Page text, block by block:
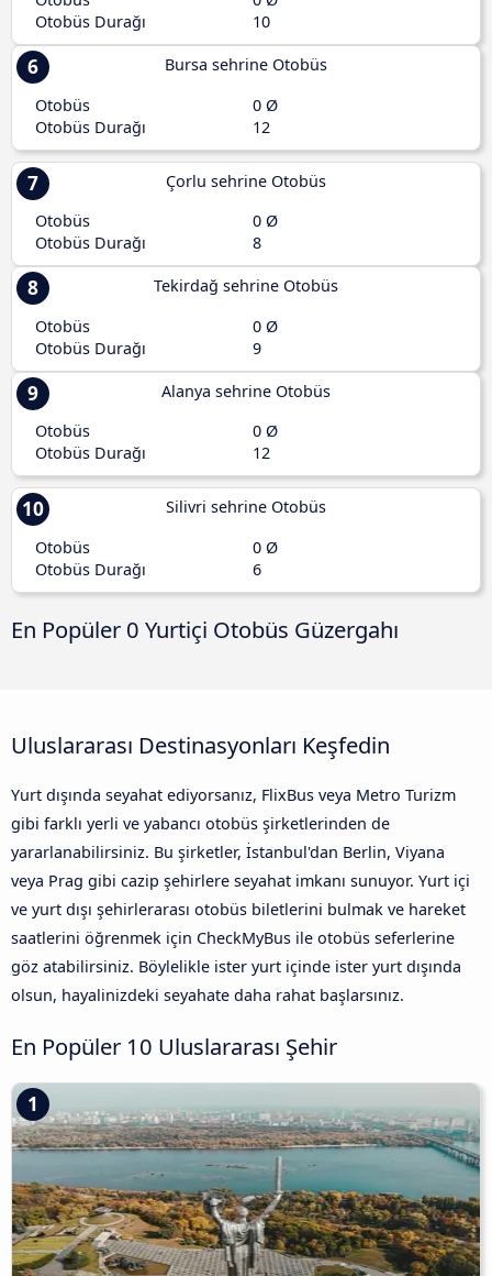
Otobüs Durağı
10
Bursa sehrine Otobüs
6
Otobüs
0 Ø
Otobüs Durağı
12
Çorlu sehrine Otobüs
7
Otobüs
0 Ø
Otobüs Durağı
8
Tekirdağ sehrine Otobüs
8
Otobüs
0 Ø
Otobüs Durağı
9
Alanya sehrine Otobüs
9
Otobüs
0 Ø
Otobüs Durağı
12
Silivri sehrine Otobüs
10
Otobüs
0 Ø
Otobüs Durağı
6
En Popüler 0 Yurtiçi Otobüs Güzergahı
Uluslararası Destinasyonları Keşfedin
Yurt dışında seyahat ediyorsanız, FlixBus veya Metro Turizm
gibi farklı yerli ve yabancı otobüs şirketlerinden de
yararlanabilirsiniz. Bu şirketler, İstanbul'dan Berlin, Viyana
veya Prag gibi cazip şehirlere seyahat imkanı sunuyor. Yurt içi
ve yurt dışı şehirlerarası otobüs biletlerini bulmak ve hareket
saatlerini öğrenmek için CheckMyBus ile otobüs seferlerine
göz atabilirsiniz. Böylelikle ister yurt içinde ister yurt dışında
olsun, hayalinizdeki seyahate daha rahat başlarsınız.
En Popüler 10 Uluslararası Şehir
1